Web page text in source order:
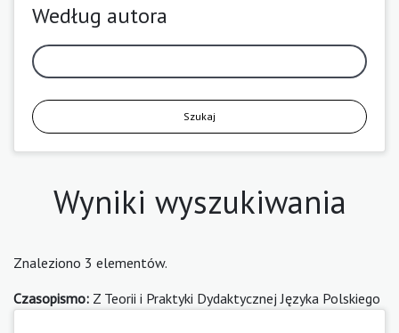
Według autora
Szukaj
Wyniki wyszukiwania
Znaleziono 3 elementów.
Czasopismo: Z Teorii i Praktyki Dydaktycznej Języka Polskiego